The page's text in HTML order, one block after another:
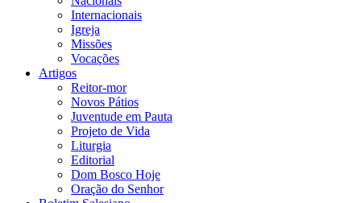
Internacionais
Igreja
Missões
Vocações
Artigos
Reitor-mor
Novos Pátios
Juventude em Pauta
Projeto de Vida
Liturgia
Editorial
Dom Bosco Hoje
Oração do Senhor